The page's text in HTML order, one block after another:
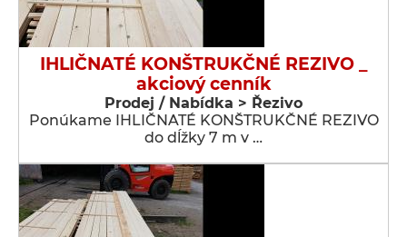
IHLIČNATÉ KONŠTRUKČNÉ REZIVO _
akciový cenník
Prodej / Nabídka > Řezivo
Ponúkame IHLIČNATÉ KONŠTRUKČNÉ REZIVO
do dĺžky 7 m v …